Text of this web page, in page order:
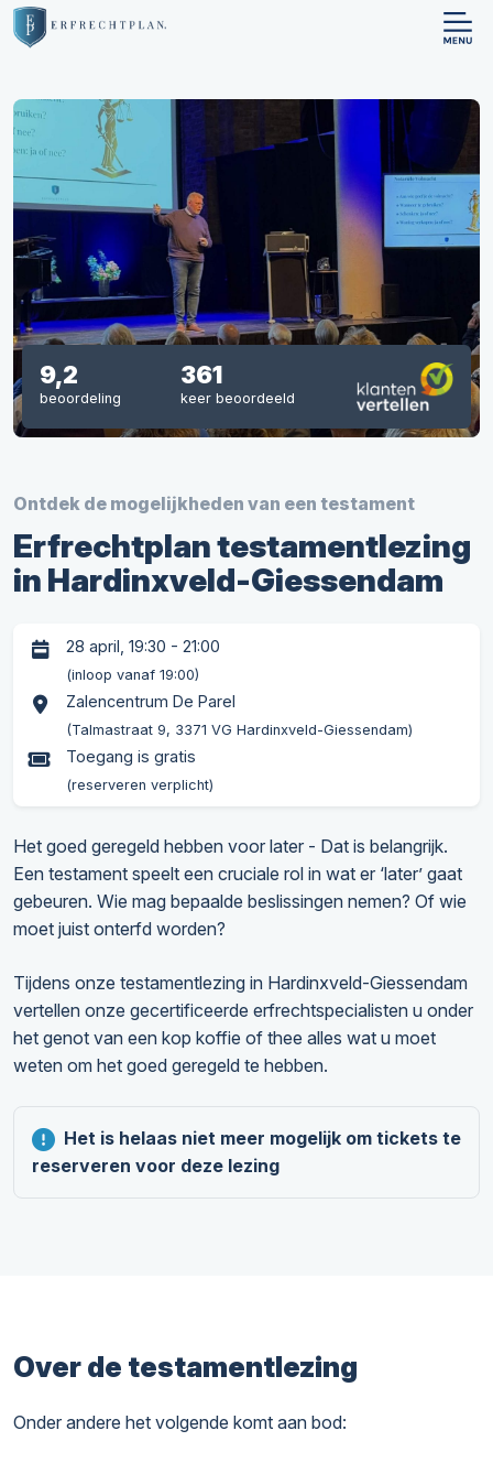
Ontdek de mogelijkheden van een testament
Erfrechtplan testamentlezing
in Hardinxveld-Giessendam
28 april, 19:30 - 21:00
(inloop vanaf 19:00)
Zalencentrum De Parel
(Talmastraat 9, 3371 VG Hardinxveld-Giessendam)
Toegang is gratis
(reserveren verplicht)
Het goed geregeld hebben voor later - Dat is belangrijk.
Een testament speelt een cruciale rol in wat er ‘later’ gaat
gebeuren. Wie mag bepaalde beslissingen nemen? Of wie
moet juist onterfd worden?
Tijdens onze testamentlezing in Hardinxveld-Giessendam
vertellen onze gecertificeerde erfrechtspecialisten u onder
het genot van een kop koffie of thee alles wat u moet
weten om het goed geregeld te hebben.
Het is helaas niet meer mogelijk om tickets te
reserveren voor deze lezing
9,2
beoordeling
361
keer beoordeeld
Over de testamentlezing
Onder andere het volgende komt aan bod: